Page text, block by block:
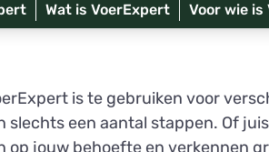
Wat is VoerExpert Voor wie
is te gebruiken voor
slechts een aantal stappen. Of
jouw behoefte en verkennen